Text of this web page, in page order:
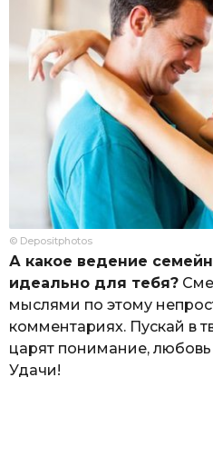
© Depositphotos
А какое ведение
идеально для тебя?
мыслями по этому
комментариях. Пускай в
царят понимание, любовь
Удачи!